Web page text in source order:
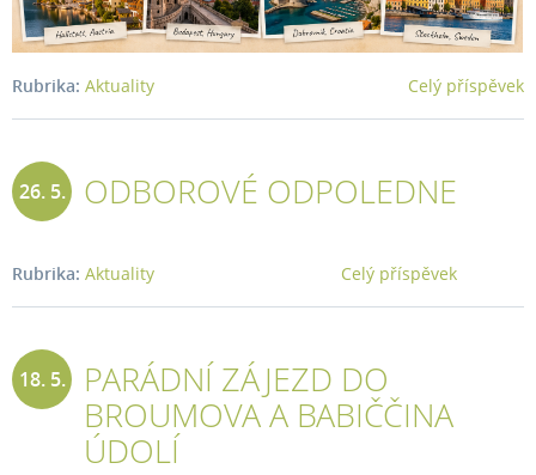
Celý příspěvek
Rubrika: Aktuality
26. 5. ODBOROVÉ ODPOLEDNE
Celý příspěvek
Rubrika: Aktuality
18. 5.
PARÁDNÍ ZÁJEZD DO
BROUMOVA A BABIČČINA
ÚDOLÍ